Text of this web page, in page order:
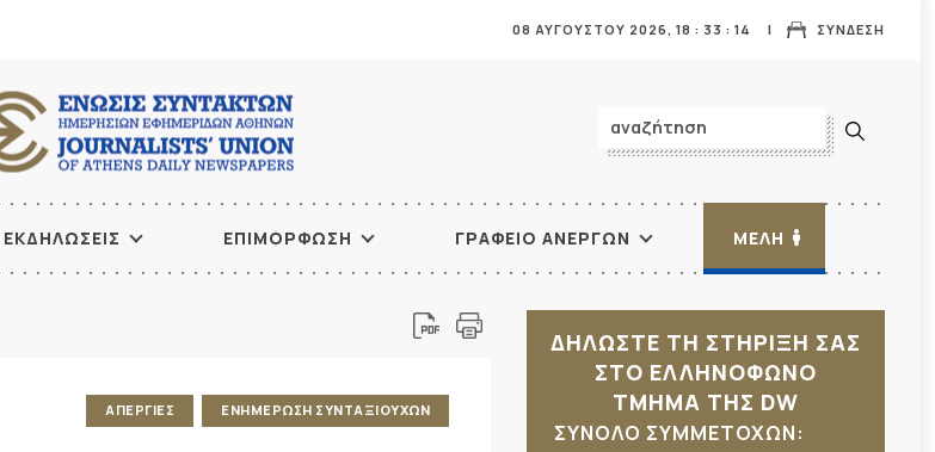
ΣΥΝΔΕΣΗ
08 ΑΥΓΟΥΣΤΟΥ 2026, 18 : 33 : 15
ΕΚΔΗΛΩΣΕΙΣ ΕΠΙΜΟΡΦΩΣΗ ΓΡΑΦΕΙΟ ΑΝΕΡΓΩΝ ΜΕΛΗ
ΑΠΕΡΓΙΕΣ ΕΝΗΜΕΡΩΣΗ ΣΥΝΤΑΞΙΟΥΧΩΝ
ΔΗΛΩΣΤΕ ΤΗ ΣΤΗΡΙΞΗ ΣΑΣ
ΣΤΟ ΕΛΛΗΝΟΦΩΝΟ
ΤΜΗΜΑ ΤΗΣ DW
ΣΥΝΟΛΟ ΣΥΜΜΕΤΟΧΩΝ: